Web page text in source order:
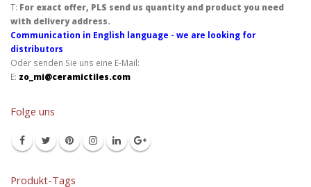
T: For exact offer, PLS send us quantity and product you need
with delivery address.
Communication in English language - we are looking for
distributors
Oder senden Sie uns eine E-Mail:
E: zo_mi@ceramictiles.com
Folge uns
Produkt-Tags